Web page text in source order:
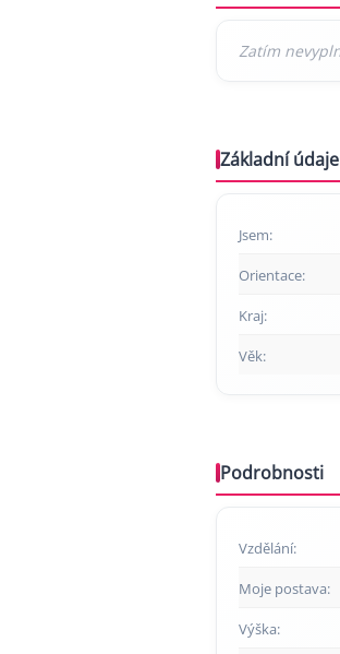
Základní údaje
Jsem:
Orientace:
Kraj:
Věk:
Podrobnosti
Vzdělání:
Moje postava:
Výška: